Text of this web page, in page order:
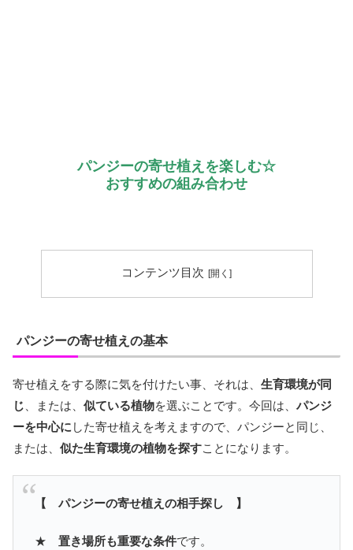
パンジーの寄せ植えを楽しむ☆
おすすめの組み合わせ
コンテンツ目次
パンジーの寄せ植えの基本
寄せ植えをする際に気を付けたい事、それは、 生育環境が同
じ 、または、 似ている植物を選ぶことです。今回は、 パンジ
ーを中心に した寄せ植えを考えますので、パンジーと同じ、
または、 似た生育環境の植物を探すことになります。
【 パンジーの寄せ植えの相手探し 】
★ 置き場所も重要な条件です。